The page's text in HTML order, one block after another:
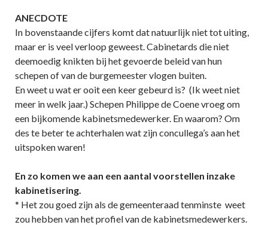
ANECDOTE
In bovenstaande cijfers komt dat natuurlijk niet tot uiting,
maar er is veel verloop geweest. Cabinetards die niet
deemoedig knikten bij het gevoerde beleid van hun
schepen of van de burgemeester vlogen buiten.
En weet u wat er ooit een keer gebeurd is? (Ik weet niet
meer in welk jaar.) Schepen Philippe de Coene vroeg om
een bijkomende kabinetsmedewerker. En waarom? Om
des te beter te achterhalen wat zijn concullega’s aan het
uitspoken waren!
En zo komen we aan een aantal voorstellen inzake
kabinetisering.
* Het zou goed zijn als de gemeenteraad tenminste weet
zou hebben van het profiel van de kabinetsmedewerkers.